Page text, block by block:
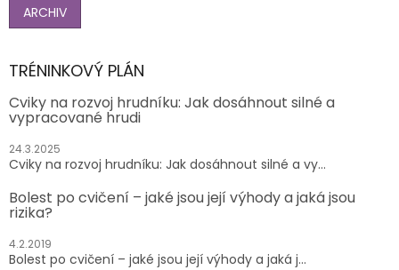
ARCHIV
TRÉNINKOVÝ PLÁN
Cviky na rozvoj hrudníku: Jak dosáhnout silné a
vypracované hrudi
24.3.2025
Cviky na rozvoj hrudníku: Jak dosáhnout silné a vy...
Bolest po cvičení – jaké jsou její výhody a jaká jsou
rizika?
4.2.2019
Bolest po cvičení – jaké jsou její výhody a jaká j...